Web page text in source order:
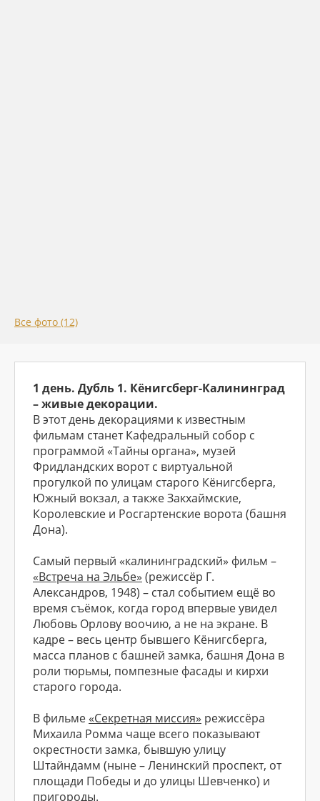
Все фото (12)
1 день. Дубль 1. Кёнигсберг-Калининград
– живые декорации.
В этот день декорациями к известным
фильмам станет Кафедральный собор с
программой «Тайны органа», музей
Фридландских ворот с виртуальной
прогулкой по улицам старого Кёнигсберга,
Южный вокзал, а также Закхаймские,
Королевские и Росгартенские ворота (башня
Дона).
Самый первый «калининградский» фильм –
«Встреча на Эльбе» (режиссёр Г.
Александров, 1948) – стал событием ещё во
время съёмок, когда город впервые увидел
Любовь Орлову воочию, а не на экране. В
кадре – весь центр бывшего Кёнигсберга,
масса планов с башней замка, башня Дона в
роли тюрьмы, помпезные фасады и кирхи
старого города.
В фильме «Секретная миссия» режиссёра
Михаила Ромма чаще всего показывают
окрестности замка, бывшую улицу
Штайндамм (ныне – Ленинский проспект, от
площади Победы и до улицы Шевченко) и
пригороды.